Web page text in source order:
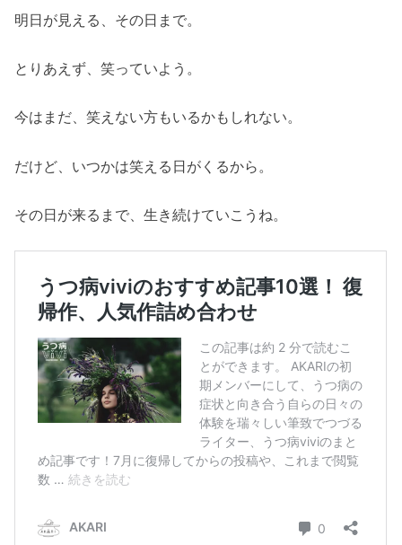
明日が見える、その日まで。
とりあえず、笑っていよう。
今はまだ、笑えない方もいるかもしれない。
だけど、いつかは笑える日がくるから。
その日が来るまで、生き続けていこうね。